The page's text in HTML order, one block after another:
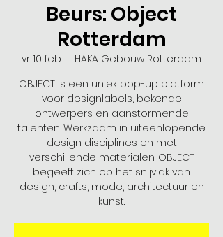
Beurs: Object
Rotterdam
vr 10 feb
HAKA Gebouw Rotterdam
OBJECT is een uniek pop-up platform
voor designlabels, bekende
ontwerpers en aanstormende
talenten. Werkzaam in uiteenlopende
design disciplines en met
verschillende materialen. OBJECT
begeeft zich op het snijvlak van
design, crafts, mode, architectuur en
kunst.